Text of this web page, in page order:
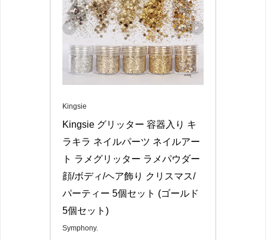
Kingsie
Kingsie グリッター 容器入り キ
ラキラ ネイルパーツ ネイルアー
ト ラメグリッター ラメパウダー
顔/ボディ/ヘア飾り クリスマス/
パーティー 5個セット (ゴールド
5個セット)
Symphony.